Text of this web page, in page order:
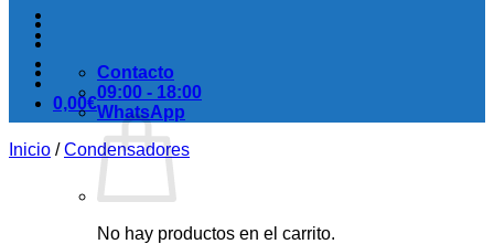
0,00€
No hay productos en el carrito.
Contacto
09:00 - 18:00
WhatsApp
Inicio / Condensadores